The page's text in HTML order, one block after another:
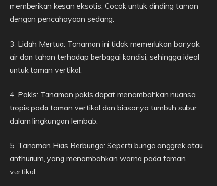
memberikan kesan eksotis. Cocok untuk dinding taman
dengan pencahayaan sedang.
3. Lidah Mertua: Tanaman ini tidak memerlukan banyak
air dan tahan terhadap berbagai kondisi, sehingga ideal
untuk taman vertikal.
4. Pakis: Tanaman pakis dapat menambahkan nuansa
tropis pada taman vertikal dan biasanya tumbuh subur
dalam lingkungan lembab.
5. Tanaman Hias Berbunga: Seperti bunga anggrek atau
anthurium, yang menambahkan warna pada taman
vertikal.